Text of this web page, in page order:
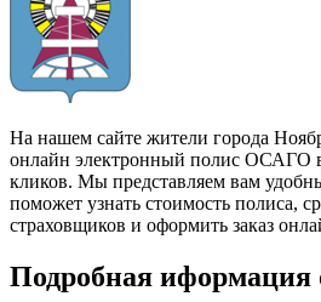
На нашем сайте жители города
онлайн электронный полис ОСАГО
кликов. Мы представляем вам
поможет узнать стоимость полиса,
страховщиков и оформить заказ
Подробная иформация